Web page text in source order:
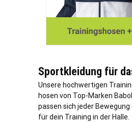
Sportkleidung für
Unsere hochwertigen
hosen von Top-Marken
passen sich jeder
für dein Training in der Halle.